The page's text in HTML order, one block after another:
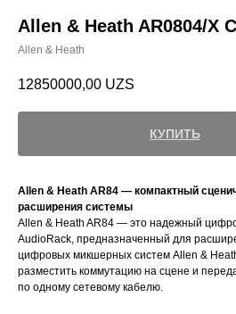
Allen & Heath AR0804/X
Allen & Heath
12850000,00 UZS
КУПИТЬ
Allen & Heath AR84 — компактный
расширения системы
Allen & Heath AR84 — это надежный
AudioRack, предназначенный для
цифровых микшерных систем Allen &
разместить коммутацию на сцене и
по одному сетевому кабелю.